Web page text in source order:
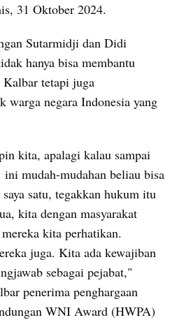
31 Oktober 2024.
Sutarmidji dan Didi
hanya bisa membantu
tetapi juga
warga negara Indonesia yang
kita, apalagi kalau sampai
ini mudah-mudahan beliau bisa
satu, tegakkan hukum itu
kita dengan masyarakat
kita perhatikan.
juga. Kita ada kewajiban
sebagai pejabat,"
penerima penghargaan
WNI Award (HWPA)